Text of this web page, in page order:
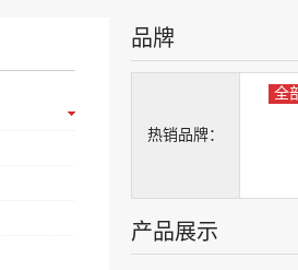
品牌
热销品牌：
全
产品展示